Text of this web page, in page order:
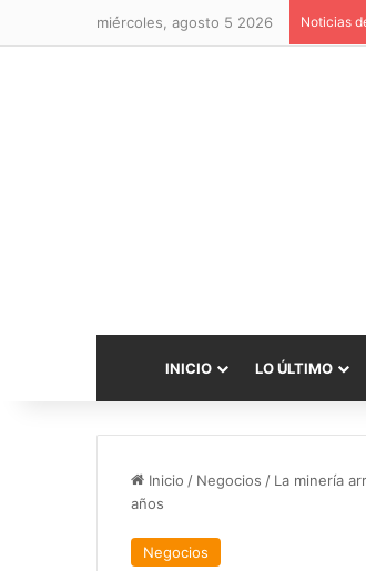
miércoles, agosto 5 2026 Noticias
INICIO LO ÚLTIMO
Inicio / Negocios / La minería
años
Negocios